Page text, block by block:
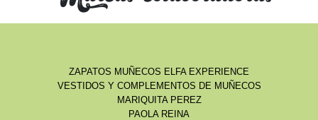
ZAPATOS MUÑECOS ELFA EXPERIENCE
VESTIDOS Y COMPLEMENTOS DE MUÑECOS
MARIQUITA PEREZ
PAOLA REINA